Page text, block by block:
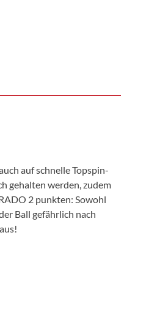
auf schnelle Topspin-
gehalten werden, zudem
2 punkten: Sowohl
Ball gefährlich nach